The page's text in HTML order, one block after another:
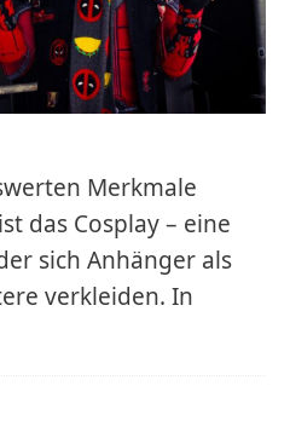
Merkmale
das Cosplay – eine
sich Anhänger als
verkleiden. In